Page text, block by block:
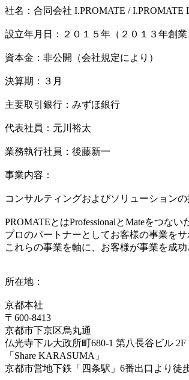
社名：合同会社 I.PROMATE / I.PROMATE
設立年月日：２０１５年（２０１３年創業
資本金：非公開（会社規定により）
決算期：３月
主要取引銀行：みずほ銀行
代表社員：元川裕太
業務執行社員：後藤新一
事業内容：
コンサルティングおよびソリューション
PROMATEとはProfessionalとMateをつない
プロのパートナーとしてお客様の事業を
これらの事業を軸に、お客様が事業を成
所在地：
京都本社
〒600-8413
京都市下京区烏丸通
仏光寺下ル大政所町680-1 第八長谷ビル 2F
「Share KARASUMA」
京都市営地下鉄「四条駅」6番出口より徒